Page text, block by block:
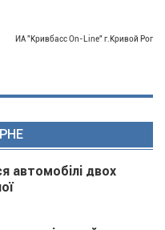
ИА "Кривбасс On-Line" г.Кривой Рог
автомобілі двох